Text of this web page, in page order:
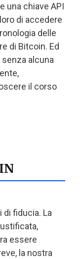
una chiave API
di accedere
delle
di Bitcoin. Ed
alcuna
il corso
di fiducia. La
essere
la nostra